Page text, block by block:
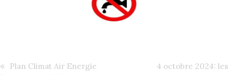
«
Plan Climat Air Energie
4 octobre 2024: les